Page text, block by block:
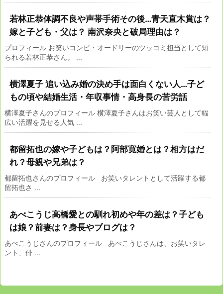
若林正恭体調不良や声帯手術その後…青天直木賞は？
嫁と子ども・父は？ 南沢奈央と破局理由は？
プロフィール お笑いコンビ・オードリーのツッコミ担当として知
られる若林正恭さん。 ...
横澤夏子 追い込み婚の決め手は面白くない人…子ど
もの頃や結婚生活・年収事情・高身長の苦労話
横澤夏子さんのプロフィール 横澤夏子さんはお笑い芸人として幅
広い活躍を見せる人気 ...
都留拓也の嫁や子どもは？阿部寛婚とは？相方はだ
れ？母親や兄弟は？
都留拓也さんのプロフィール お笑いタレントとして活躍する都
留拓也さ ...
あべこうじ高橋愛との馴れ初めや年の差は？子ども
は娘？前妻は？身長やブログは？
あべこうじさんのプロフィール あべこうじさんは、お笑いタレ
ント、俳 ...